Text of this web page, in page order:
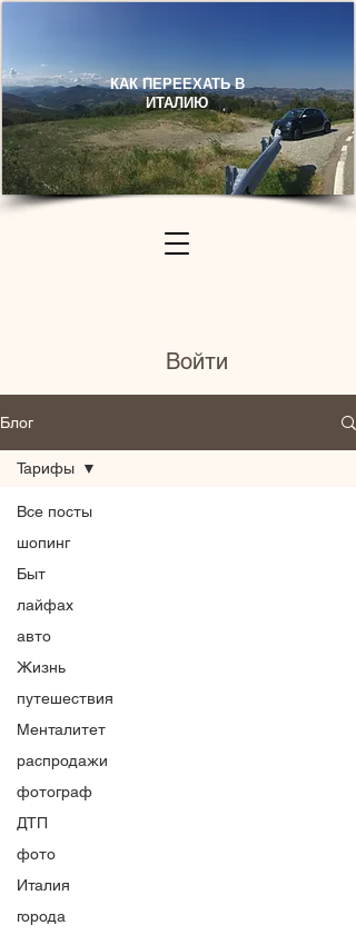
КАК ПЕРЕЕХАТЬ В
ИТАЛИЮ​
Войти
Блог
Все посты
шопинг
Быт
лайфах
авто
Жизнь
путешествия
Менталитет
распродажи
фотограф
ДТП
фото
Италия
города
Тарифы